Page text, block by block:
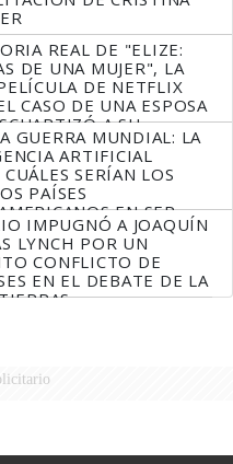
REAL DE "ELIZE:
DE UNA MUJER", LA
DE NETFLIX
CASO DE UNA ESPOSA
A SU
GUERRA MUNDIAL: LA
ARTIFICIAL
CUÁLES SERÍAN LOS
PAÍSES
EN SER
IMPUGNÓ A JOAQUÍN
LYNCH POR UN
CONFLICTO DE
EN EL DEBATE DE LA